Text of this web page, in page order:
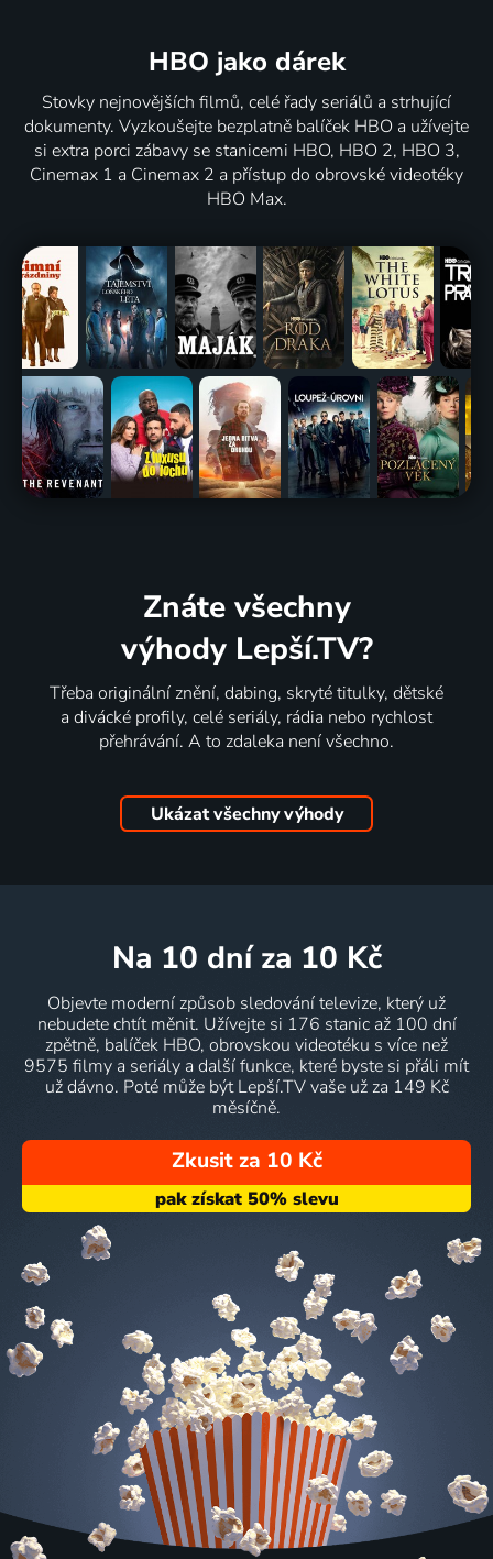
HBO jako dárek
Stovky nejnovějších filmů, celé řady seriálů a strhující
dokumenty. Vyzkoušejte bezplatně balíček HBO a užívejte
si extra porci zábavy se stanicemi HBO, HBO 2, HBO 3,
Cinemax 1 a Cinemax 2 a přístup do obrovské videotéky
HBO Max.
Znáte všechny
výhody Lepší.TV?
Třeba originální znění, dabing, skryté titulky, dětské
a divácké profily, celé seriály, rádia nebo rychlost
přehrávání. A to zdaleka není všechno.
Ukázat všechny výhody
na 10 dní za 10 Kč
Objevte moderní způsob sledování televize, který už
nebudete chtít měnit. Užívejte si 176 stanic až 100 dní
zpětně, balíček HBO, obrovskou videotéku s více než
9575 filmy a seriály a další funkce, které byste si přáli mít
už dávno. Poté může být Lepší.TV vaše už za 149 Kč
měsíčně.
Zkusit za 10 Kč